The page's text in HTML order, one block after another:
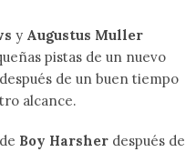
y Augustus Muller
pistas de un nuevo
de un buen tiempo
alcance.
Boy Harsher después de